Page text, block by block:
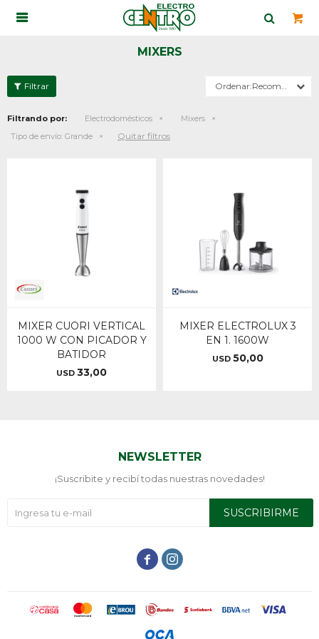

MIXERS
Recomendados
Filtrando por: Electrodomésticos
Mixers
Tipo de envío: Grande Quitar filtros
MIXER CUORI VERTICAL
1000 W CON PICADOR Y
BATIDOR
USD 33,00
MIXER ELECTROLUX 3
EN 1. 1600W
USD 50,00
NEWSLETTER
¡Suscribite y recibí todas nuestras novedades!
SUSCRIBIRME
 